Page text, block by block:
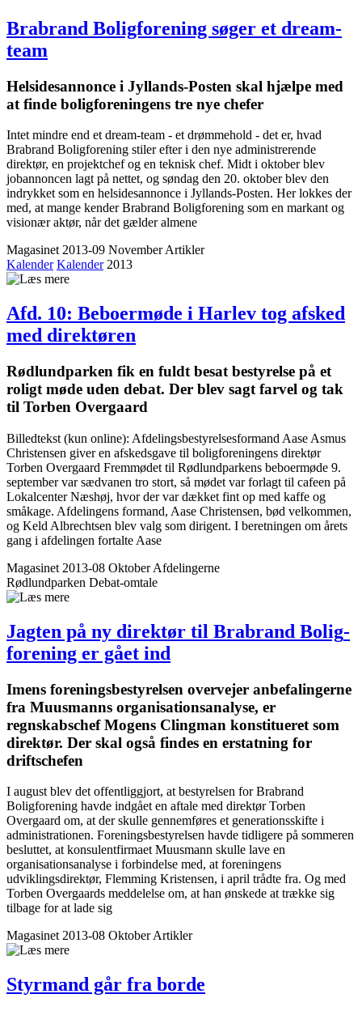
Brabrand Bolig­forening søger et dream-
team
Helsidesannonce i Jyllands-Posten skal hjælpe med
at finde bolig­foreningens tre nye chefer
Intet mindre end et dream-team - et drømmehold - det er, hvad
Brabrand Boligforening stiler efter i den nye administrerende
direktør, en projektchef og en teknisk chef. Midt i oktober blev
jobannoncen lagt på nettet, og søndag den 20. oktober blev den
indrykket som en helsidesannonce i Jyllands-Posten. Her lokkes der
med, at mange kender Brabrand Boligforening som en markant og
visionær aktør, når det gælder almene
Magasinet 2013-09 NovemberArtikler
Kalender Kalender2013
Afd. 10: Beboer­møde i Harlev tog afsked
med direktøren
Rød­lund­parken fik en fuldt besat bestyrelse på et
roligt møde uden debat. Der blev sagt farvel og tak
til Torben Overgaard
Billedtekst (kun online): Afdelingsbestyrelsesformand Aase Asmus
Christensen giver en afskedsgave til boligforeningens direktør
Torben Overgaard Fremmødet til Rødlundparkens beboermøde 9.
september var sædvanen tro stort, så mødet var forlagt til cafeen på
Lokalcenter Næshøj, hvor der var dækket fint op med kaffe og
småkage. Afdelingens formand, Aase Christensen, bød velkommen,
og Keld Albrechtsen blev valg som dirigent. I beretningen om årets
gang i afdelingen fortalte Aase
Magasinet 2013-08 Oktober Afdelingerne
Rødlundparken Debat-omtale
Jagten på ny direktør til Brabrand Bolig­
forening er gået ind
Imens forenings­bestyrelsen overvejer anbefalingerne
fra Muusmanns organisationsanalyse, er
regnskabschef Mogens Clingman konstitueret som
direktør. Der skal også findes en erstatning for
driftschefen
I august blev det offentliggjort, at bestyrelsen for Brabrand
Boligforening havde indgået en aftale med direktør Torben
Overgaard om, at der skulle gennemføres et generationsskifte i
administrationen. Foreningsbestyrelsen havde tidligere på sommeren
besluttet, at konsulentfirmaet Muusmann skulle lave en
organisationsanalyse i forbindelse med, at foreningens
udviklingsdirektør, Flemming Kristensen, i april trådte fra. Og med
Torben Overgaards meddelelse om, at han ønskede at trække sig
tilbage for at lade sig
Magasinet 2013-08 OktoberArtikler
Styrmand går fra borde